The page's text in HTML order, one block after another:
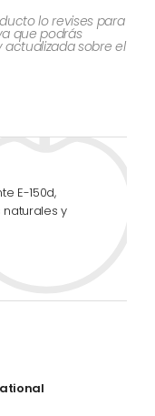
lo revises para
que podrás
sobre el
E-150d,
y